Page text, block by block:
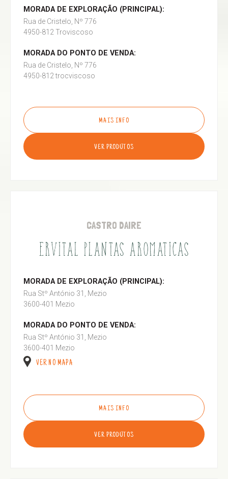
MORADA DE EXPLORAÇÃO (PRINCIPAL):
Rua de Cristelo, Nº 776
4950-812 Troviscoso
MORADA DO PONTO DE VENDA:
Rua de Cristelo, Nº 776
4950-812 trocviscoso
MAIS INFO
VER PRODUTOS
CASTRO DAIRE
ERVITAL PLANTAS AROMATICAS
MORADA DE EXPLORAÇÃO (PRINCIPAL):
Rua Stº António 31, Mezio
3600-401 Mezio
MORADA DO PONTO DE VENDA:
Rua Stº António 31, Mezio
3600-401 Mezio
VER NO MAPA
MAIS INFO
VER PRODUTOS